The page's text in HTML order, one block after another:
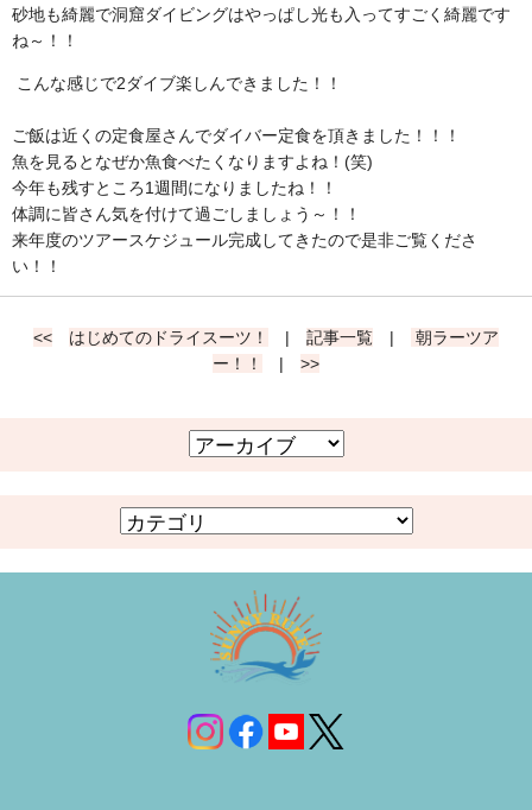
砂地も綺麗で洞窟ダイビングはやっぱし光も入ってすごく綺麗です
ね～！！
こんな感じで2ダイブ楽しんできました！！
ご飯は近くの定食屋さんでダイバー定食を頂きました！！！
魚を見るとなぜか魚食べたくなりますよね！(笑)
今年も残すところ1週間になりましたね！！
体調に皆さん気を付けて過ごしましょう～！！
来年度のツアースケジュール完成してきたので是非ご覧くださ
い！！
<< はじめてのドライスーツ！ | 記事一覧 |
朝ラーツア
ー！！
| >>